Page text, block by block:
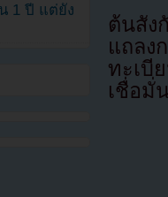
ต้นสั
แถลง
ทะเบี
เชื่อมั่
1 ปี แต่ยัง